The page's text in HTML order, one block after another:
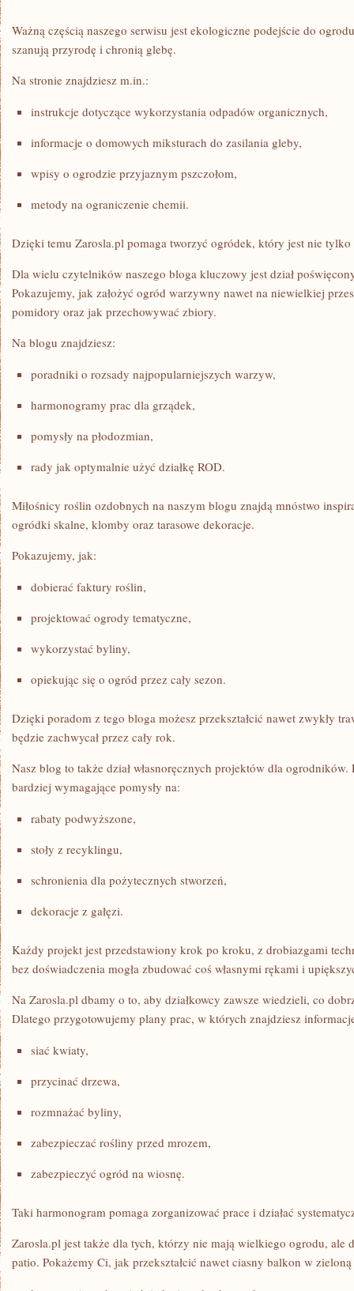
Ważną częścią naszego serwisu jest ekologiczne podejście do
szanują przyrodę i chronią glebę.
Na stronie znajdziesz m.in.:
instrukcje dotyczące wykorzystania odpadów organicznych,
informacje o domowych miksturach do zasilania gleby,
wpisy o ogrodzie przyjaznym pszczołom,
metody na ograniczenie chemii.
Dzięki temu Zarosla.pl pomaga tworzyć ogródek, który jest nie
Dla wielu czytelników naszego bloga kluczowy jest dział
Pokazujemy, jak założyć ogród warzywny nawet na niewielkiej
pomidory oraz jak przechowywać zbiory.
Na blogu znajdziesz:
poradniki o rozsady najpopularniejszych warzyw,
harmonogramy prac dla grządek,
pomysły na płodozmian,
rady jak optymalnie użyć działkę ROD.
Miłośnicy roślin ozdobnych na naszym blogu znajdą mnóstwo
ogródki skalne, klomby oraz tarasowe dekoracje.
Pokazujemy, jak:
dobierać faktury roślin,
projektować ogrody tematyczne,
wykorzystać byliny,
opiekując się o ogród przez cały sezon.
Dzięki poradom z tego bloga możesz przekształcić nawet zwykły
będzie zachwycał przez cały rok.
Nasz blog to także dział własnoręcznych projektów dla ogrodników.
bardziej wymagające pomysły na:
rabaty podwyższone,
stoły z recyklingu,
schronienia dla pożytecznych stworzeń,
dekoracje z gałęzi.
Każdy projekt jest przedstawiony krok po kroku, z drobiazgami
bez doświadczenia mogła zbudować coś własnymi rękami i
Na Zarosla.pl dbamy o to, aby działkowcy zawsze wiedzieli, co
Dlatego przygotowujemy plany prac, w których znajdziesz
siać kwiaty,
przycinać drzewa,
rozmnażać byliny,
zabezpieczać rośliny przed mrozem,
zabezpieczyć ogród na wiosnę.
Taki harmonogram pomaga zorganizować prace i działać
Zarosla.pl jest także dla tych, którzy nie mają wielkiego ogrodu, ale
patio. Pokażemy Ci, jak przekształcić nawet ciasny balkon w zieloną